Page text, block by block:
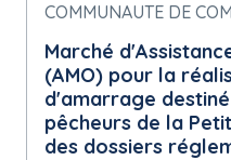
COMMUNAUTE DE
Marché
(AMO) pour la
d'amarrage
pêcheurs de la
des dossiers